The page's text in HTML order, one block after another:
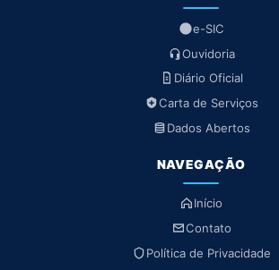
e-SIC
Ouvidoria
Diário Oficial
Carta de Serviços
Dados Abertos
NAVEGAÇÃO
Início
Contato
Política de Privacidade